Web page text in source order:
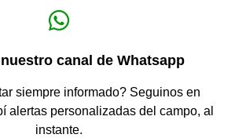
canal de Whatsapp
siempre informado? Seguinos en
alertas personalizadas del campo, al
instante.